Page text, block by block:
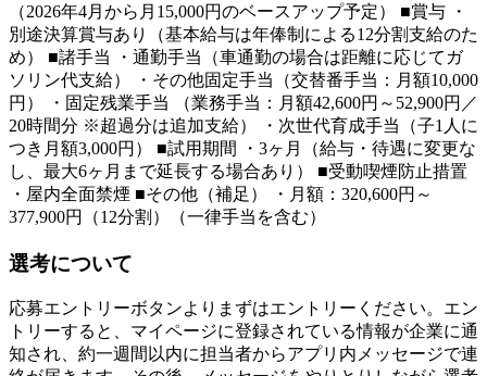
（2026年4月から月15,000円のベースアップ予定） ■賞与 ・
別途決算賞与あり（基本給与は年俸制による12分割支給のた
め） ■諸手当 ・通勤手当（車通勤の場合は距離に応じてガ
ソリン代支給） ・その他固定手当（交替番手当：月額10,000
円） ・固定残業手当 （業務手当：月額42,600円～52,900円／
20時間分 ※超過分は追加支給） ・次世代育成手当（子1人に
つき月額3,000円） ■試用期間 ・3ヶ月（給与・待遇に変更な
し、最大6ヶ月まで延長する場合あり） ■受動喫煙防止措置
・屋内全面禁煙 ■その他（補足） ・月額：320,600円～
377,900円（12分割）（一律手当を含む）
選考について
応募エントリーボタンよりまずはエントリーください。エン
トリーすると、マイページに登録されている情報が企業に通
知され、約一週間以内に担当者からアプリ内メッセージで連